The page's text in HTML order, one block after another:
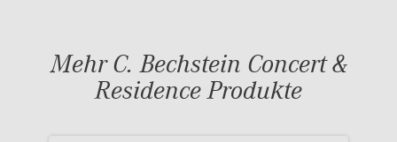
Mehr C. Bechstein Concert &
Residence Produkte